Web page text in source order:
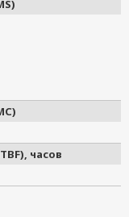
часов